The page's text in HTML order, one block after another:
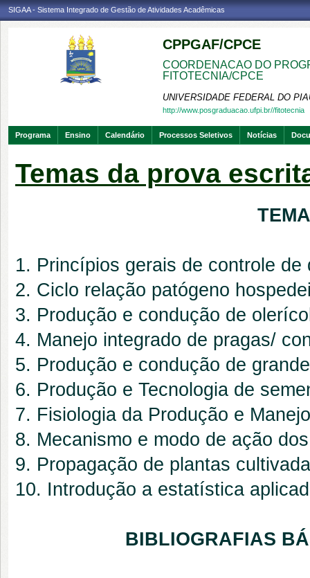
SIGAA - Sistema Integrado de Gestão de Atividades Acadêmicas
CPPGAF/CPCE
COORDENACAO DO
FITOTECNIA/CPCE
UNIVERSIDADE FEDERAL DO
http://www.posgraduacao.ufpi.br//fitotecnia
Programa Ensino Calendário Processos Seletivos Notícias
Temas da prova
1. Princípios gerais de controle de
2. Ciclo relação patógeno
3. Produção e condução de
4. Manejo integrado de pragas/
5. Produção e condução de
6. Produção e Tecnologia de
7. Fisiologia da Produção e
8. Mecanismo e modo de ação
9. Propagação de plantas
10. Introdução a estatística
BIBLIOGRAFIAS